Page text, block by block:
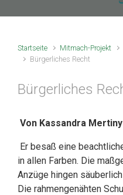
Startseite Mitmach-Projekt
Bürgerliches Recht
Bürgerliches
Von Kassandra Mertiny
Er besaß eine
in allen Farben. Die
Anzüge hingen
Die rahmengenähten